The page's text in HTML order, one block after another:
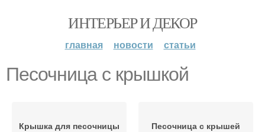
ИНТЕРЬЕР И ДЕКОР
главная новости статьи
Песочница с крышкой
Крышка для песочницы Песочница с крышей